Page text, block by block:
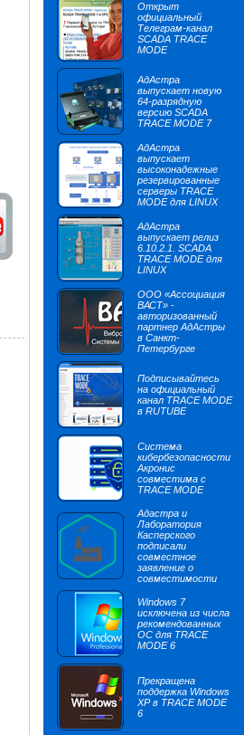
Открыт
официальный
Телеграм-канал
SCADA TRACE
MODE
АдАстра
выпускает новую
64-разрядную
версию SCADA
TRACE MODE 7
АдАстра
выпускает
высоконадежные
резервированные
серверы TRACE
MODE для LINUX
АдАстра
выпускает релиз
6.10.2.1. SCADA
TRACE MODE для
LINUX
ООО «Ассоциация
ВАСТ» -
авторизованный
партнер АдАстры
в Санкт-
Петербурге
Подписывайтесь
на официальный
канал TRACE MODE
в RUTUBE
Система
кибербезопасности
Акронис
совместима с
TRACE MODE
Адастра и
Лаборатория
Касперского
подписали
совместное
заявление о
совместимости
Windows 7
исключена из числа
рекомендованных
ОС для TRACE
MODE 6
Прекращена
поддержка Windows
XP в TRACE MODE
6